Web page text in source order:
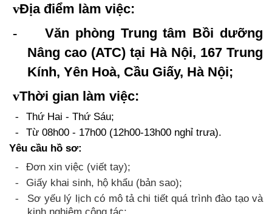
vĐịa điểm làm việc:
-
Văn phòng Trung tâm Bồi dưỡng
Nâng cao (ATC) tại Hà Nội, 167 Trung
Kính, Yên Hoà, Cầu Giấy, Hà Nội;
vThời gian làm việc:
- Thứ Hai - Thứ Sáu;
-
Từ 08h00 - 17h00 (12h00-13h00 nghỉ trưa).
Yêu cầu hồ sơ:
- ­Đơn xin việc (viết tay);
- Giấy khai sinh, hộ khẩu (bản sao);
-
Sơ yếu lý lịch có mô tả chi tiết quá trình đào tạo và
kinh nghiệm công tác;